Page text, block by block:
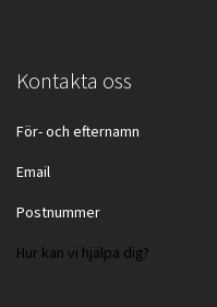
Kontakta oss